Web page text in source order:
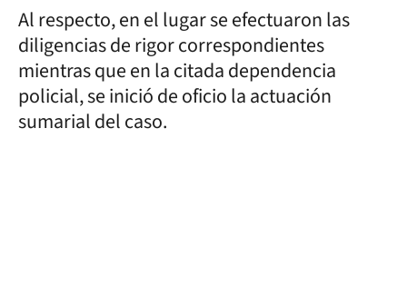
Al respecto, en el lugar se efectuaron las
diligencias de rigor correspondientes
mientras que en la citada dependencia
policial, se inició de oficio la actuación
sumarial del caso.